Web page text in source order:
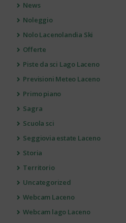
News
Noleggio
Nolo Lacenolandia Ski
Offerte
Piste da sci Lago Laceno
Previsioni Meteo Laceno
Primo piano
Sagra
Scuola sci
Seggiovia estate Laceno
Storia
Territorio
Uncategorized
Webcam Laceno
Webcam lago Laceno